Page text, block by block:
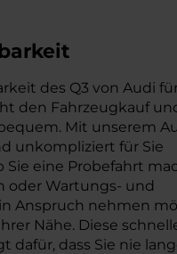
des Q3 von Audi
den Fahrzeugkauf
Mit unserem
unkompliziert für Sie
Sie eine Probefahrt
oder Wartungs- und
Anspruch nehmen
Nähe. Diese
dafür, dass Sie nie